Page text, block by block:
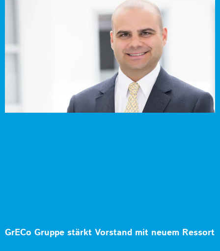
GrECo Gruppe stärkt Vorstand mit neuem Ressort